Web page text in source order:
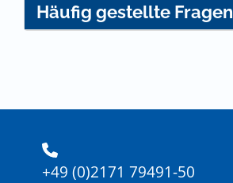
Häufig gestellte Fragen
+49 (0)2171 79491-50